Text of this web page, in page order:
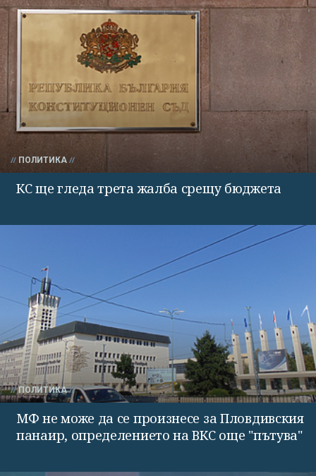
ПОЛИТИКА
КС ще гледа трета жалба срещу бюджета
ПОЛИТИКА
МФ не може да се произнесе за Пловдивския
панаир, определението на ВКС още "пътува"